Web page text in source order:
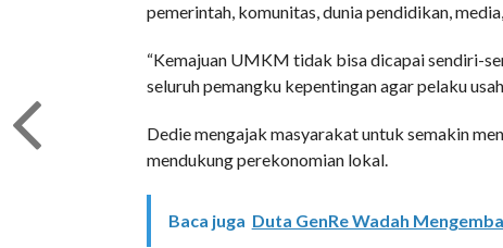
pemerintah, komunitas, dunia pendidikan,
“Kemajuan UMKM tidak bisa dicapai sendiri-
seluruh pemangku kepentingan agar pelaku
Dedie mengajak masyarakat untuk semakin
mendukung perekonomian lokal.
Baca juga Duta GenRe Wadah